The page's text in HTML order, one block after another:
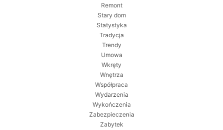
Remont
Stary dom
Statystyka
Tradycja
Trendy
Umowa
Wkręty
Wnętrza
Współpraca
Wydarzenia
Wykończenia
Zabezpieczenia
Zabytek